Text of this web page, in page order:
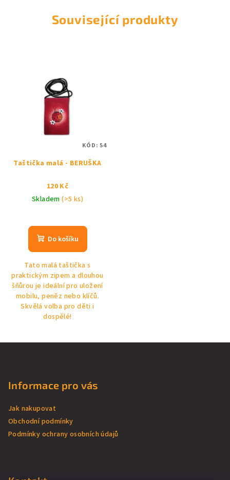
Související produkty
Taštička malá - BERUŠKA
120 Kč
Skladem(>5 ks)
Do košíku
Tato malá taštička s
praktickým zipem a dlouhou
šňůrou je ideální pro uložení
mobilu, peněz nebo klíčů.
Skvělá volba pro děti i
dospělé!
KÓD:54
Informace pro vás
Jak nakupovat
Obchodní podmínky
Podmínky ochrany osobních údajů